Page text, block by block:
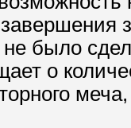
не было
о